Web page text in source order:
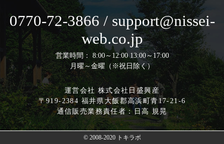
0770-72-3866 / support@nissei-
web.co.jp
営業時間： 8:00～12:00 13:00～17:00
月曜～金曜（※祝日除く）
運営会社 株式会社日盛興産
〒919-2384 福井県大飯郡高浜町青17-21-6
通信販売業務責任者：日高 規晃
© 2008-2020 トキラボ